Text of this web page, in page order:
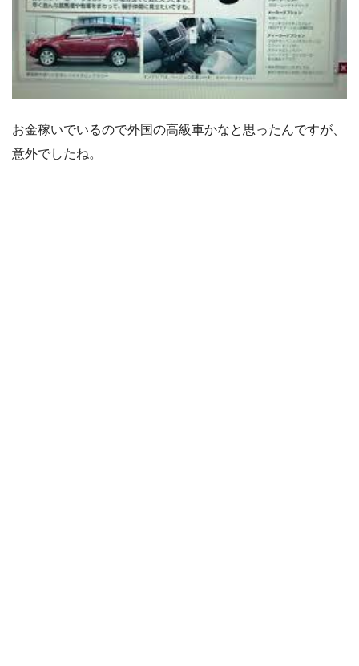
お金稼いでいるので外国の高級車かなと思ったんですが、
意外でしたね。